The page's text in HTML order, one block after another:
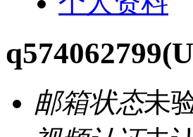
q574062799
邮箱状态未